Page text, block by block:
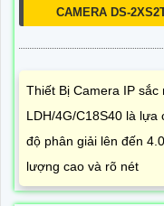
CAMERA DS-
Thiết Bị Camera IP sắc
LDH/4G/C18S40 là lựa
độ phân giải lên đến
lượng cao và rõ nét